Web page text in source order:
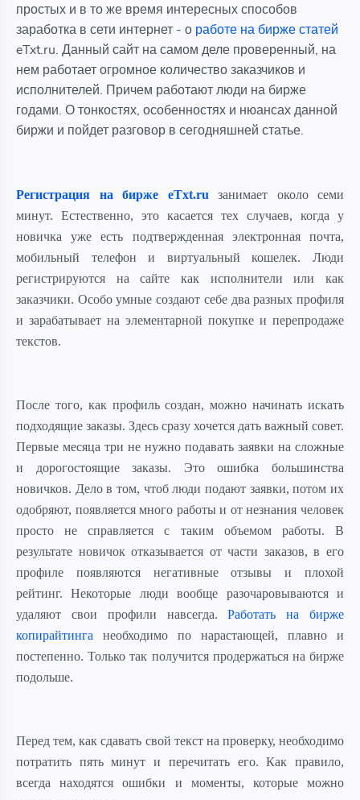
простых и в то же время интересных способов
заработка в сети интернет - о работе на бирже статей
eTxt.ru. Данный сайт на самом деле проверенный, на
нем работает огромное количество заказчиков и
исполнителей. Причем работают люди на бирже
годами. О тонкостях, особенностях и нюансах данной
биржи и пойдет разговор в сегодняшней статье.
Регистрация на бирже eTxt.ru занимает около семи
минут. Естественно, это касается тех случаев, когда у
новичка уже есть подтвержденная электронная почта,
мобильный телефон и виртуальный кошелек. Люди
регистрируются на сайте как исполнители или как
заказчики. Особо умные создают себе два разных профиля
и зарабатывает на элементарной покупке и перепродаже
текстов.
После того, как профиль создан, можно начинать искать
подходящие заказы. Здесь сразу хочется дать важный совет.
Первые месяца три не нужно подавать заявки на сложные
и дорогостоящие заказы. Это ошибка большинства
новичков. Дело в том, чтоб люди подают заявки, потом их
одобряют, появляется много работы и от незнания человек
просто не справляется с таким объемом работы. В
результате новичок отказывается от части заказов, в его
профиле появляются негативные отзывы и плохой
рейтинг. Некоторые люди вообще разочаровываются и
удаляют свои профили навсегда.Работать на бирже
копирайтинга необходимо по нарастающей, плавно и
постепенно. Только так получится продержаться на бирже
подольше.
Перед тем, как сдавать свой текст на проверку, необходимо
потратить пять минут и перечитать его. Как правило,
всегда находятся ошибки и моменты, которые можно